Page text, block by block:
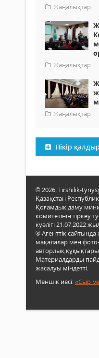
Жаңалықтар
Жаңалықтар
Жаңалықтар
Пікір
© 2026. Tirshilik-
Қазақстан
Қоғамдық даму
комитетінің тіркеу
куәлігі 21.07.2022
® Агенттік
мақалалар мен
авторлық құқықтары
Материалдарды
жасалуы міндетті.
Меншік иесі:«Сыр